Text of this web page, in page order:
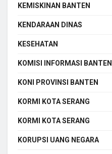
KEMISKINAN BANTEN
KENDARAAN DINAS
KESEHATAN
KOMISI INFORMASI BANTEN
KONI PROVINSI BANTEN
KORMI KOTA SERANG
KORMI KOTA SERANG
KORUPSI UANG NEGARA